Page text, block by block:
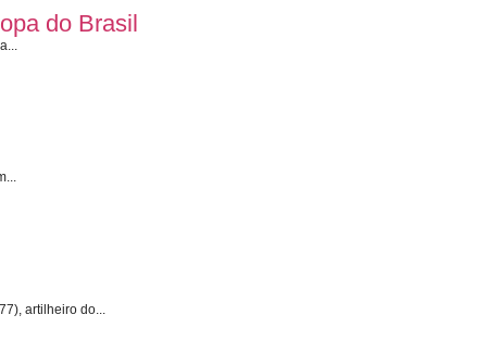
do Brasil
artilheiro do...